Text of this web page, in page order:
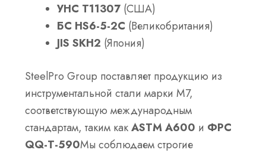
УНС T11307 (США)
БС HS6-5-2C (Великобритания)
JIS SKH2 (Япония)
SteelPro Group поставляет продукцию из
инструментальной стали марки М7,
соответствующую международным
стандартам, таким какASTM А600 и ФРС
QQ-T-590Мы соблюдаем строгие